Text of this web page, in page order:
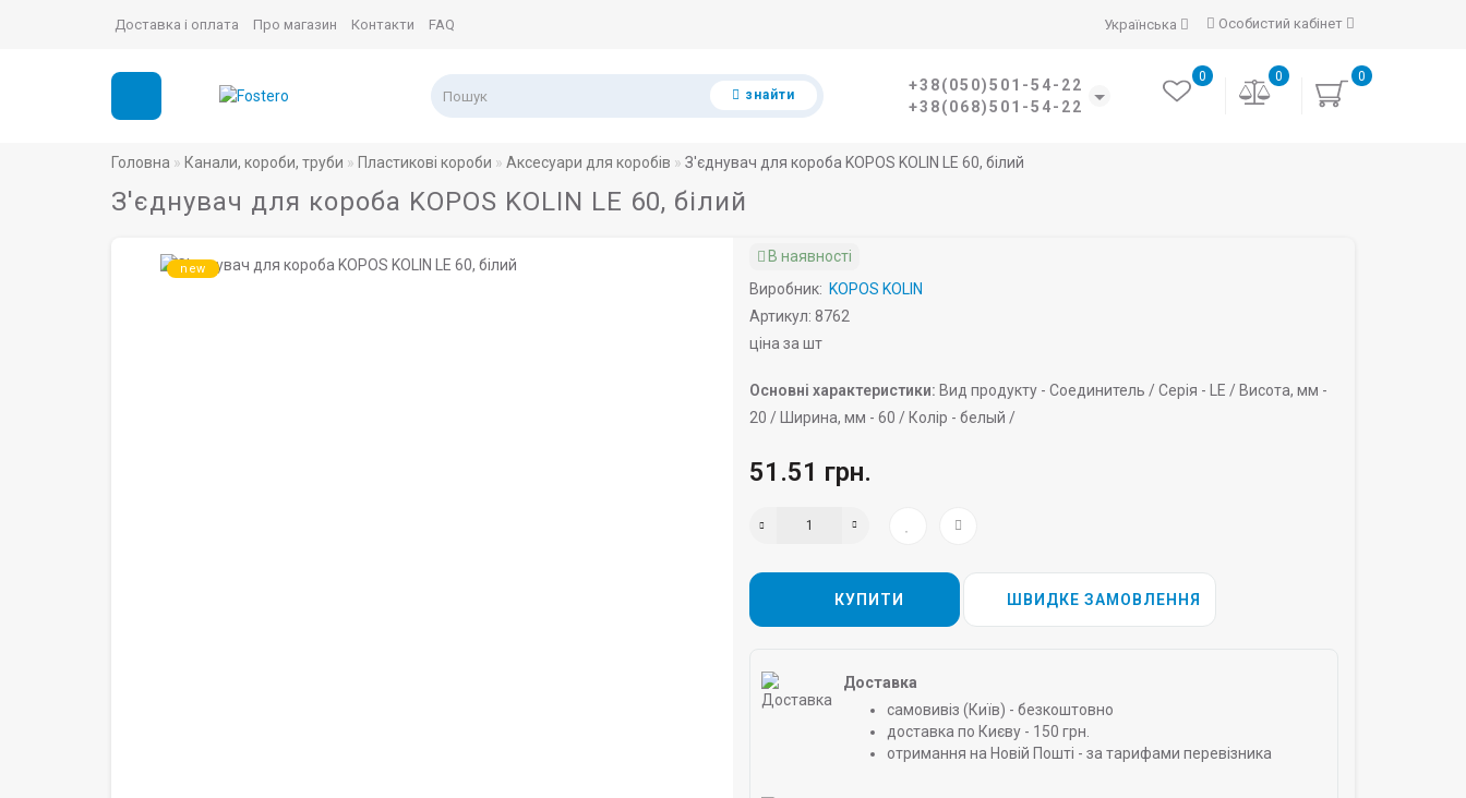
Особистий кабінет
Українська
Доставка і оплата Про магазин Контакти FAQ
знайти
+38(050)501-54-22
+38(068)501-54-22
0
0
0
Головна Канали, короби, труби Пластикові короби Аксесуари для коробів З'єднувач для короба KOPOS KOLIN LE 60, білий
З'єднувач для короба KOPOS KOLIN LE 60, білий
new
В наявності
Виробник: KOPOS KOLIN
Артикул: 8762
ціна за шт
Основні характеристики: Вид продукту - Соединитель /Серія - LE / Висота, мм -
20 /
Ширина, мм - 60 / Колір - белый /
51.51 грн.
КУПИТИ ШВИДКЕ ЗАМОВЛЕННЯ
Доставка
самовивіз (Київ) - безкоштовно
доставка по Києву - 150 грн.
отримання на Новій Пошті - за тарифами перевізника